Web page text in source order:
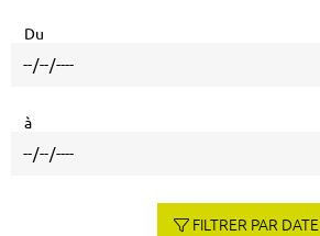
Du
à
FILTRER PAR DATE